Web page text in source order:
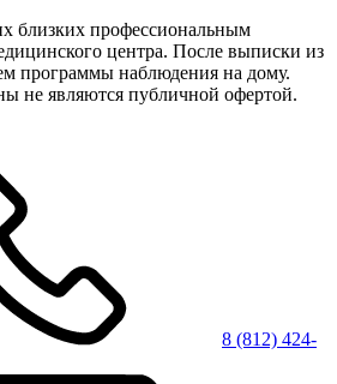
близких профессиональным
центра. После выписки из
программы наблюдения на дому.
не являются публичной офертой.
8 (812) 424-